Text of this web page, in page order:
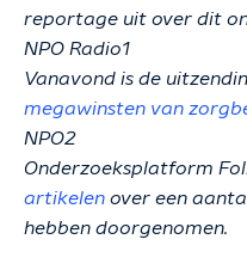
reportage uit over dit
NPO Radio1
Vanavond is de
megawinsten van
NPO2
Onderzoeksplatform
artikelen over een
hebben doorgenomen.